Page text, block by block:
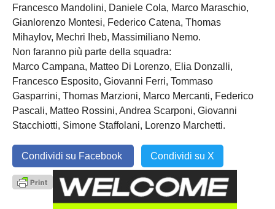
Francesco Mandolini, Daniele Cola, Marco Maraschio,
Gianlorenzo Montesi, Federico Catena, Thomas
Mihaylov, Mechri Iheb, Massimiliano Nemo.
Non faranno più parte della squadra:
Marco Campana, Matteo Di Lorenzo, Elia Donzalli,
Francesco Esposito, Giovanni Ferri, Tommaso
Gasparrini, Thomas Marzioni, Marco Mercanti, Federico
Pascali, Matteo Rossini, Andrea Scarponi, Giovanni
Stacchiotti, Simone Staffolani, Lorenzo Marchetti.
Condividi su Facebook Condividi su X